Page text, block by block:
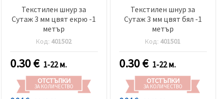
Текстилен шнур за
Сутаж 3 мм цвят екрю -1
метър
Код: 401502
0.30€ 1-22 м.
ОТСТЪПКИ
ЗА КОЛИЧЕСТВО
Текстилен шнур за
Сутаж 3 мм цвят бял -1
метър
Код: 401501
0.30€ 1-22 м.
ОТСТЪПКИ
ЗА КОЛИЧЕСТВО